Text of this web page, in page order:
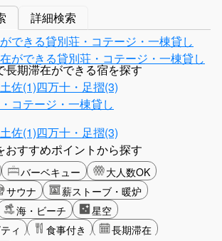
詳細検索
できる貸別荘・コテージ・一棟貸し
ができる貸別荘・コテージ・一棟貸し
長期滞在ができる宿を探す
佐(1)四万十・足摺(3)
コテージ・一棟貸し
佐(1)四万十・足摺(3)
おすすめポイントから探す
バーベキュー
大人数OK
サウナ
薪ストーブ・暖炉
海・ビーチ
星空
ィ
食事付き
長期滞在